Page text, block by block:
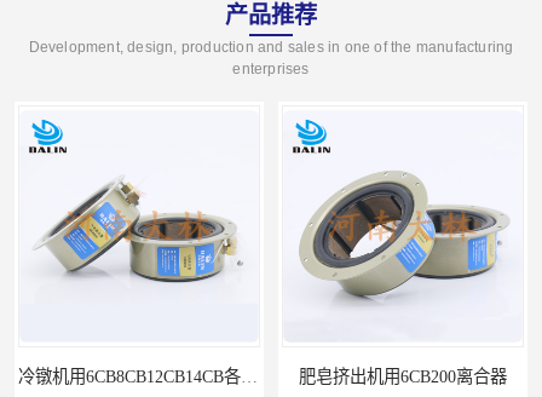
产品推荐
Development, design, production and sales in one of the manufacturing
enterprises
肥皂挤出机用6CB200离合器